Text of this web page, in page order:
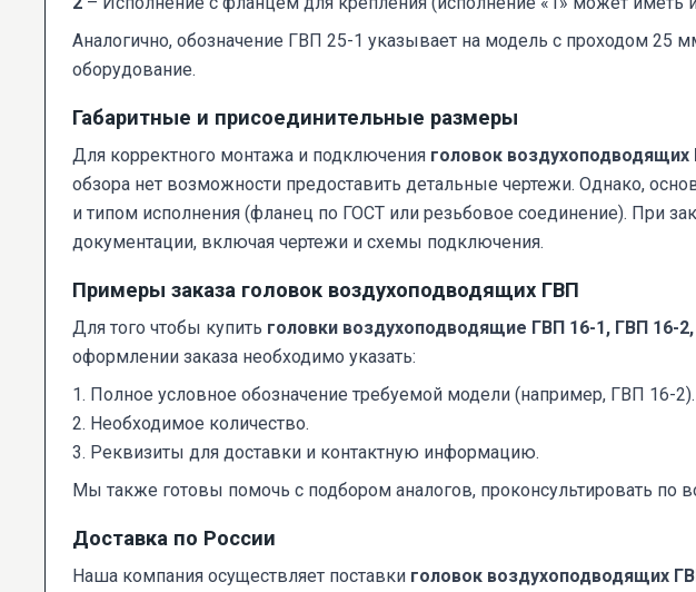
Аналогично, обозначение ГВП 25-1 указывает на модель с проходом 25
оборудование.
Габаритные и присоединительные размеры
Для корректного монтажа и подключения головок воздухоподводящих
обзора нет возможности предоставить детальные чертежи. Однако,
и типом исполнения (фланец по ГОСТ или резьбовое соединение). При
документации, включая чертежи и схемы подключения.
Примеры заказа головок воздухоподводящих ГВП
Для того чтобы купить головки воздухоподводящие ГВП 16-1, ГВП 16-
оформлении заказа необходимо указать:
1. Полное условное обозначение требуемой модели (например, ГВП 16-2).
2. Необходимое количество.
3. Реквизиты для доставки и контактную информацию.
Мы также готовы помочь с подбором аналогов, проконсультировать по
Доставка по России
Наша компания осуществляет поставки головок воздухоподводящих